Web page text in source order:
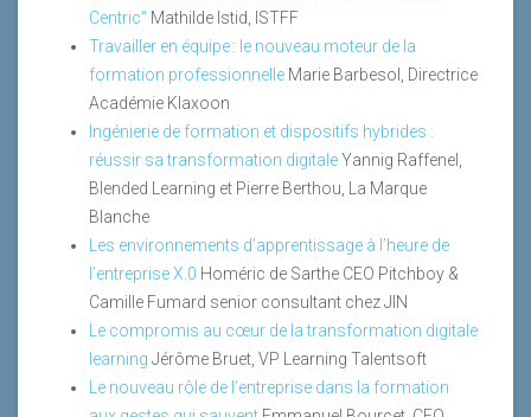
Centric" Mathilde Istid, ISTFF
Travailler en équipe : le nouveau moteur de la
formation professionnelle Marie Barbesol, Directrice
Académie Klaxoon
Ingénierie de formation et dispositifs hybrides :
réussir sa transformation digitaleYannig Raffenel,
Blended Learning et Pierre Berthou, La Marque
Blanche
Les environnements d’apprentissage à l’heure de
l’entreprise X.0 Homéric de Sarthe CEO Pitchboy &
Camille Fumard senior consultant chez JIN
Le compromis au cœur de la transformation digitale
learning Jérôme Bruet, VP Learning Talentsoft
Le nouveau rôle de l’entreprise dans la formation